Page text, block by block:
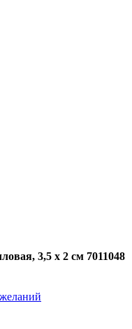
3,5 х 2 см 7011048